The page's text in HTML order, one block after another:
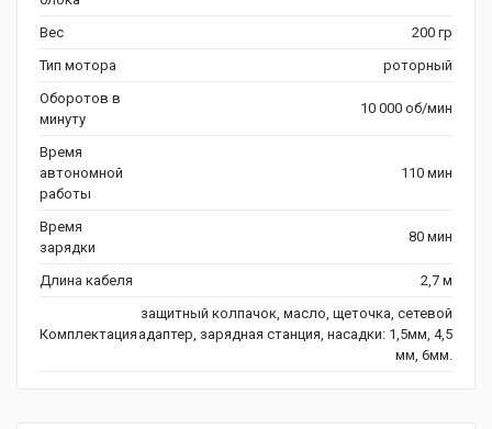
Вес
200 гр
Тип мотора
роторный
Оборотов в
минуту
10 000 об/мин
Время
автономной
работы
110 мин
Время
зарядки
80 мин
Длина кабеля 2,7 м
Комплектация
защитный колпачок, масло, щеточка, сетевой
адаптер, зарядная станция, насадки: 1,5мм, 4,5
мм, 6мм.